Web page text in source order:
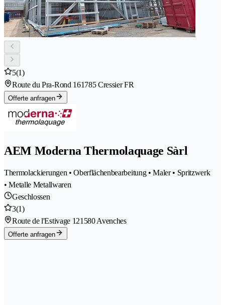
5(1)
Route du Pra-Rond 161785 Cressier FR
Offerte anfragen
AEM Moderna Thermolaquage Sàrl
Thermolackierungen • Oberflächenbearbeitung • Maler • Spritzwerk
• Metalle Metallwaren
Geschlossen
3(1)
Route de l'Estivage 121580 Avenches
Offerte anfragen